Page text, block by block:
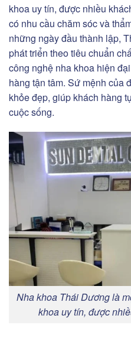
khoa uy tín, được nhiều
có nhu cầu chăm sóc và
những ngày đầu thành lập,
phát triển theo tiêu chuẩn
công nghệ nha khoa hiện
hàng tận tâm. Sứ mệnh của
khỏe đẹp, giúp khách hàng
cuộc sống.
Nha khoa Thái Dương là
khoa uy tín, được